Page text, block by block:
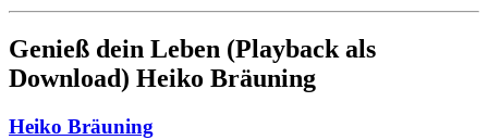
Genieß dein Leben (Playback als
Download) Heiko Bräuning
Heiko Bräuning